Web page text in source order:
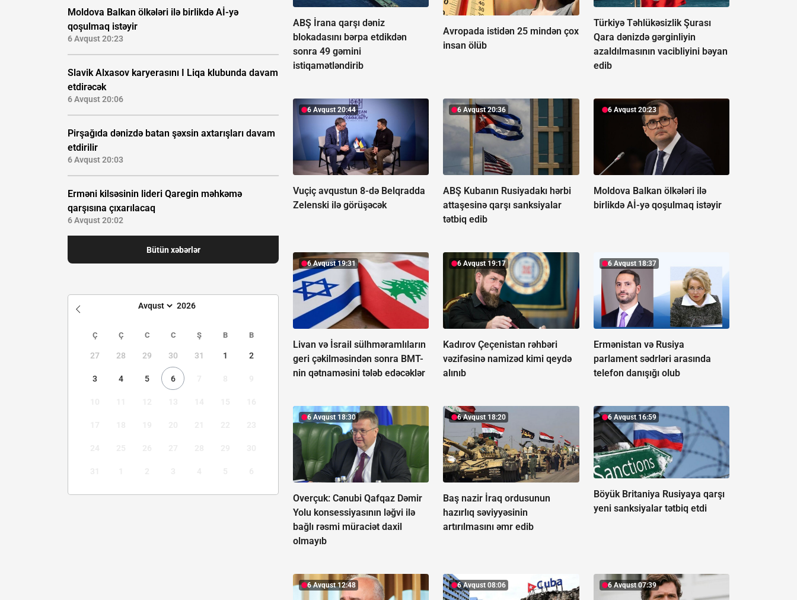
Moldova Balkan ölkələri ilə birlikdə Aİ-yə
qoşulmaq istəyir
6 Avqust 20:23
Slavik Alxasov karyerasını I Liqa klubunda davam
etdirəcək
6 Avqust 20:06
Pirşağıda dənizdə batan şəxsin axtarışları davam
etdirilir
6 Avqust 20:03
Erməni kilsəsinin lideri Qaregin məhkəmə
qarşısına çıxarılacaq
6 Avqust 20:02
Bütün xəbərlər
Ç Ç C C Ş B B
27 28 29 30 31 1 2
3 4 5 6
ABŞ İrana qarşı dəniz
blokadasını bərpa etdikdən
sonra 49 gəmini
istiqamətləndirib
Avropada istidən 25 mindən çox
insan ölüb
Türkiyə Təhlükəsizlik Şurası
Qara dənizdə gərginliyin
azaldılmasının vacibliyini bəyan
edib
6 Avqust 20:44
Vuçiç avqustun 8-də Belqradda
Zelenski ilə görüşəcək
6 Avqust 20:36
ABŞ Kubanın Rusiyadakı hərbi
attaşesinə qarşı sanksiyalar
tətbiq edib
6 Avqust 20:23
Moldova Balkan ölkələri ilə
birlikdə Aİ-yə qoşulmaq istəyir
6 Avqust 19:31
Livan və İsrail sülhməramlıların
geri çəkilməsindən sonra BMT-
nin qətnaməsini tələb edəcəklər
6 Avqust 19:17
Kadırov Çeçenistan rəhbəri
vəzifəsinə namizəd kimi qeydə
alınıb
6 Avqust 18:37
Ermənistan və Rusiya
parlament sədrləri arasında
telefon danışığı olub
6 Avqust 18:30
Overçuk: Cənubi Qafqaz Dəmir
Yolu konsessiyasının ləğvi ilə
bağlı rəsmi müraciət daxil
olmayıb
6 Avqust 18:20
Baş nazir İraq ordusunun
hazırlıq səviyyəsinin
artırılmasını əmr edib
6 Avqust 16:59
Böyük Britaniya Rusiyaya qarşı
yeni sanksiyalar tətbiq etdi
6 Avqust 12:48 6 Avqust 08:06 6 Avqust 07:39